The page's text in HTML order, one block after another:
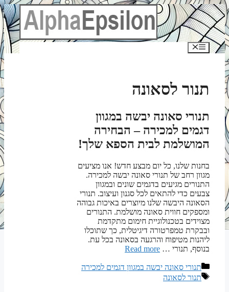
לדלג
לתוכן
תפריט
תנור לסאונה
תנורי סאונה יבשה במגוון
דגמים למכירה – הבחירה
המושלמת לבית הספא שלך!
בחנות שלנו, כל יום מבצע חדש! אנו מציעים
מגוון רחב של תנורי סאונה יבשה למכירה.
התנורים מגיעים בדגמים שונים ובמגוון
צבעים כדי להתאים לכל סגנון ועיצוב. תנורי
הסאונה היבשה שלנו מיוצרים באיכות גבוהה
ומספקים חווית סאונה מושלמת. התנורים
מצוידים בטכנולוגיית חימום מתקדמת
ובבקרת טמפרטורה דיגיטלית, כך שתוכלו
ליהנות מטיפוח והרגעה בסאונה בכל עת.
בנוסף, תנורי … Read more
קטגוריות
תנורי סאונה יבשה במגוון דגמים למכירה
תגיות
תנור לסאונה